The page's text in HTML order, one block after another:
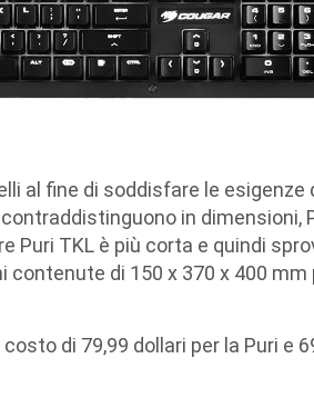
al fine di soddisfare le esigenze
in dimensioni,
Puri TKL è più corta e quindi
di 150 x 370 x 400 mm
di 79,99 dollari per la Puri e